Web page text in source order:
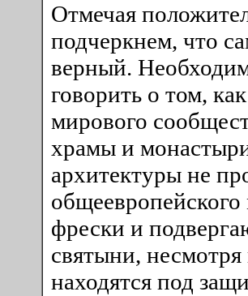
Отмечая
подчеркнем, что
верный.
говорить о том,
мирового
храмы и
архитектуры не
фрески и
святыни,
находятся под